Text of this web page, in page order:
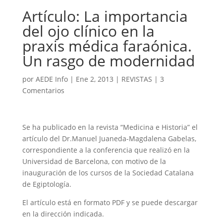
Artículo: La importancia
del ojo clínico en la
praxis médica faraónica.
Un rasgo de modernidad
por AEDE Info| Ene 2, 2013 | REVISTAS | 3
Comentarios
Se ha publicado en la revista “Medicina e Historia” el
artículo del Dr.Manuel Juaneda-Magdalena Gabelas,
correspondiente a la conferencia que realizó en la
Universidad de Barcelona, con motivo de la
inauguración de los cursos de la Sociedad Catalana
de Egiptología.
El artículo está en formato PDF y se puede descargar
en la dirección indicada.